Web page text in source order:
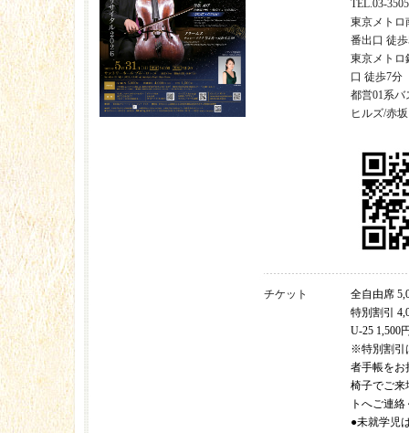
TEL.03-
東京メトロ
番出口 徒
東京メトロ
口 徒歩7分
都営01系
ヒルズ/赤
チケット
全自由席
特別割引
U-25 1,500
※特別割引
者手帳をお
椅子でご来
トへご連
●未就学児